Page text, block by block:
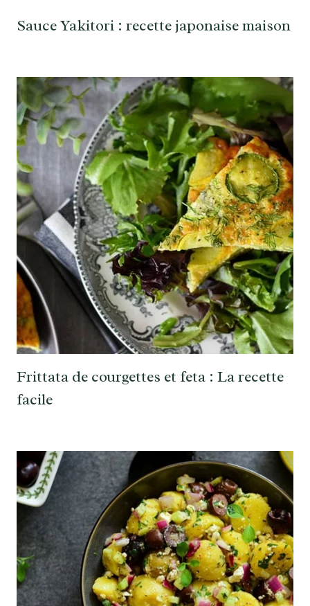
Sauce Yakitori : recette japonaise maison
Frittata de courgettes et feta : La recette
facile